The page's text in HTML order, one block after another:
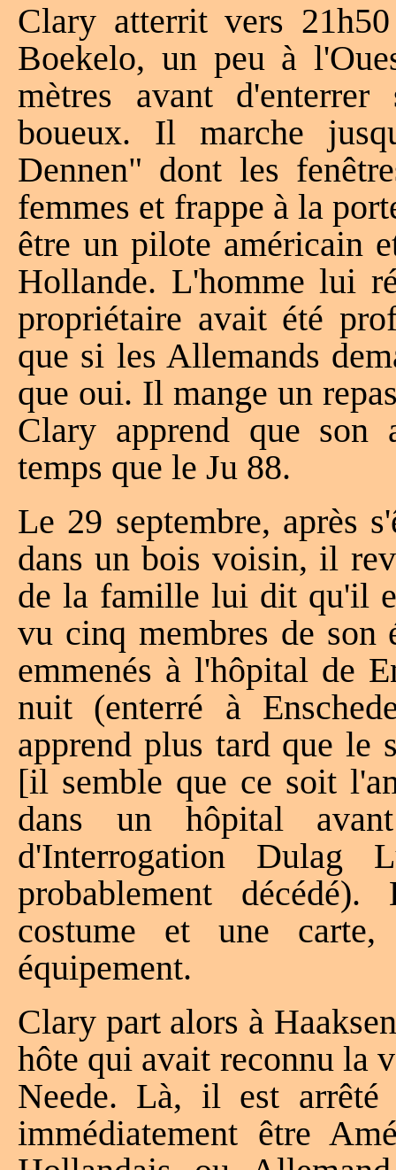
Clary atterrit vers
Boekelo, un peu à
mètres avant
boueux. Il marche
Dennen" dont les
femmes et frappe à la
être un pilote américain
Hollande. L'homme lui
propriétaire avait été
que si les Allemands
que oui. Il mange un
Clary apprend que son
temps que le Ju 88.
Le 29 septembre, après
dans un bois voisin, il
de la famille lui dit qu'il
vu cinq membres de son
emmenés à l'hôpital de
nuit (enterré à
apprend plus tard que le
[il semble que ce soit
dans un hôpital
d'Interrogation
probablement
costume et une
équipement.
Clary part alors à
hôte qui avait reconnu la
Neede. Là, il est
immédiatement être